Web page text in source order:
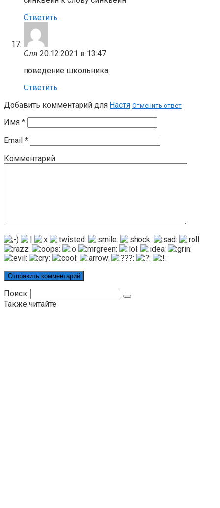
Ответить
Оля 20.12.2021 в 13:47
поведение школьника
Ответить
Добавить комментарий для Настя Отменить ответ
Имя *
Email *
Комментарий
Поиск:
Также читайте